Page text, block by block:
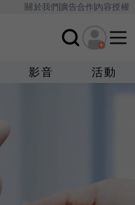
關於我們廣告合作內容授權
影音 活動